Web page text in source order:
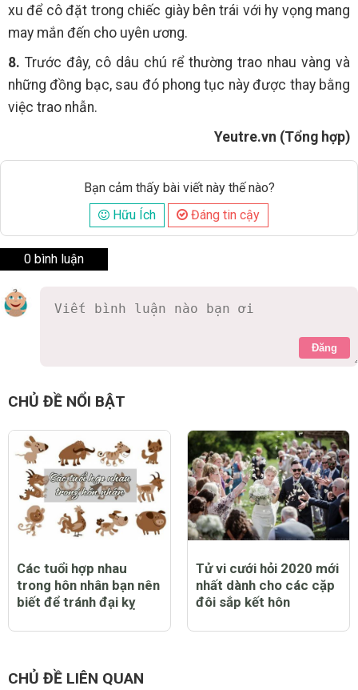
xu để cô đặt trong chiếc giày bên trái với hy vọng mang
may mắn đến cho uyên ương.
8. Trước đây, cô dâu chú rể thường trao nhau vàng và
những đồng bạc, sau đó phong tục này được thay bằng
việc trao nhẫn.
Yeutre.vn (Tổng hợp)
Bạn cảm thấy bài viết này thế nào?
Hữu Ích
Đáng tin cậy
0 bình luận
Đăng
CHỦ ĐỀ NỔI BẬT
Các tuổi hợp nhau
trong hôn nhân bạn nên
biết để tránh đại kỵ
Tử vi cưới hỏi 2020 mới
nhất dành cho các cặp
đôi sắp kết hôn
CHỦ ĐỀ LIÊN QUAN